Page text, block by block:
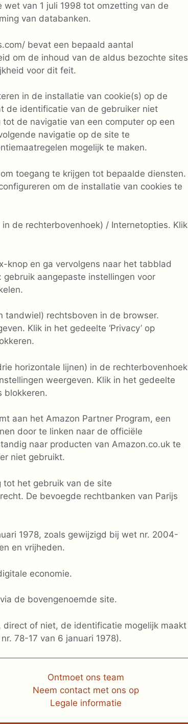
van 1 juli 1998 tot omzetting van de
van databanken.
bevat een bepaald aantal
om de inhoud van de aldus bezochte sites
voor dit feit.
in de installatie van cookie(s) op de
de identificatie van de gebruiker niet
de navigatie van een computer op een
navigatie op de site te
mogelijk te maken.
toegang te krijgen tot bepaalde diensten.
om de installatie van cookies te
de rechterbovenhoek) / Internetopties. Klik
knop en ga vervolgens naar het tabblad
aangepaste instellingen voor
tandwiel) rechtsboven in de browser.
Klik in het gedeelte ‘Privacy’ op
horizontale lijnen) in de rechterbovenhoek
weergeven. Klik in het gedeelte
blokkeren.
aan het Amazon Partner Program, een
door te linken naar de officiële
naar producten van Amazon.co.uk te
niet gebruikt.
tot het gebruik van de site
De bevoegde rechtbanken van Parijs
1978, zoals gewijzigd bij wet nr. 2004-
en vrijheden.
economie.
de bovengenoemde site.
direct of niet, de identificatie mogelijk maakt
78-17 van 6 januari 1978).
Ontmoet ons team
Neem contact met ons op
Legale informatie